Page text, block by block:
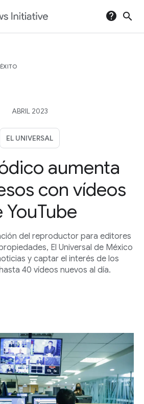
help search
ABRIL 2023
EL UNIVERSAL
aumenta
con vídeos
YouTube
del reproductor para editores
El Universal de México
y captar el interés de los
40 vídeos nuevos al día.